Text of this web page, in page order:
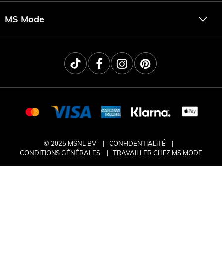
MS Mode
© 2025 MSNL BV
CONFIDENTIALITÉ
CONDITIONS GÉNÉRALES
TRAVAILLER CHEZ MS MODE